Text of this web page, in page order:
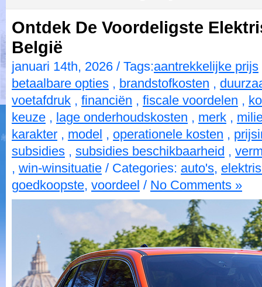
Ontdek De Voordeligste
België
januari 14th, 2026 / Tags:aantrekkelijke prijs
betaalbare opties , brandstofkosten ,
voetafdruk , financiën , fiscale voordelen ,
keuze , lage onderhoudskosten , merk ,
karakter , model , operationele kosten ,
subsidies , subsidies beschikbaarheid ,
, win-winsituatie / Categories: auto's,
goedkoopste, voordeel / No Comments »